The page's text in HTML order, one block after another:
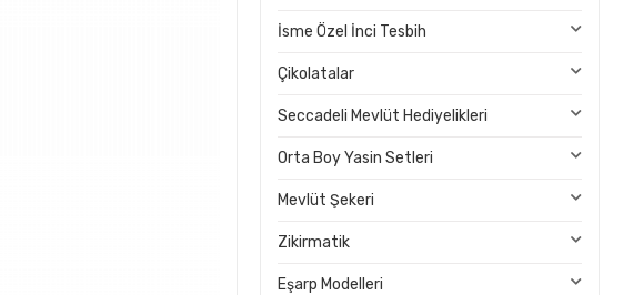
İsme Özel İnci Tesbih
Çikolatalar
Seccadeli Mevlüt Hediyelikleri
Orta Boy Yasin Setleri
Mevlüt Şekeri
Zikirmatik
Eşarp Modelleri